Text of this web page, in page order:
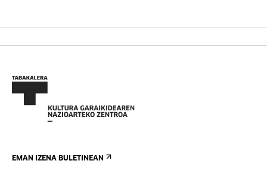
EMAN IZENA BULETINEAN